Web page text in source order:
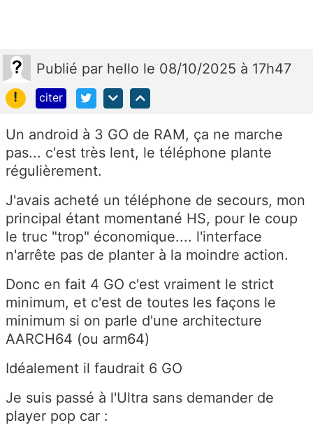
Publié par hello le 08/10/2025 à 17h47
!
citer
Un android à 3 GO de RAM, ça ne marche
pas... c'est très lent, le téléphone plante
régulièrement.
J'avais acheté un téléphone de secours, mon
principal étant momentané HS, pour le coup
le truc "trop" économique.... l'interface
n'arrête pas de planter à la moindre action.
Donc en fait 4 GO c'est vraiment le strict
minimum, et c'est de toutes les façons le
minimum si on parle d'une architecture
AARCH64 (ou arm64)
Idéalement il faudrait 6 GO
Je suis passé à l'Ultra sans demander de
player pop car :